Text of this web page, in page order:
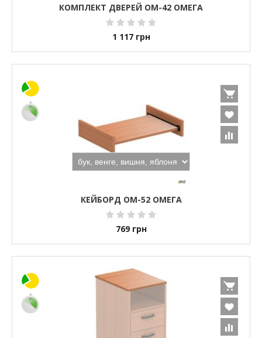
КОМПЛЕКТ ДВЕРЕЙ ОМ-42 ОМЕГА
1 117 грн
КЕЙБОРД ОМ-52 ОМЕГА
769 грн